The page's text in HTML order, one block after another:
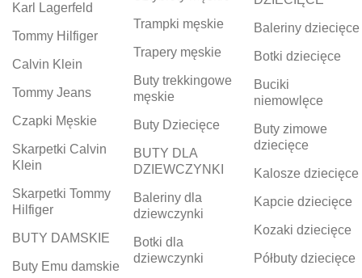
Karl Lagerfeld
Tommy Hilfiger
Calvin Klein
Tommy Jeans
Czapki Męskie
Skarpetki Calvin
Klein
Skarpetki Tommy
Hilfiger
BUTY DAMSKIE
Buty Emu damskie
Trampki męskie
Trapery męskie
Buty trekkingowe
męskie
Buty Dziecięce
BUTY DLA
DZIEWCZYNKI
Baleriny dla
dziewczynki
Botki dla
dziewczynki
Baleriny dziecięce
Botki dziecięce
Buciki
niemowlęce
Buty zimowe
dziecięce
Kalosze dziecięce
Kapcie dziecięce
Kozaki dziecięce
Półbuty dziecięce